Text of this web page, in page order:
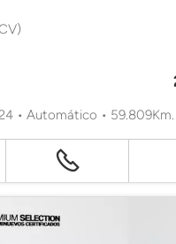
• Automático • 59.809Km.